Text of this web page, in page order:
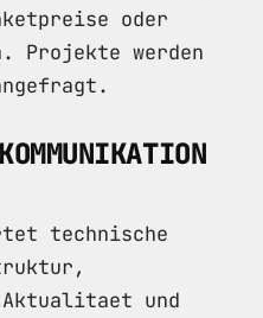
oder
Projekte werden
technische
und